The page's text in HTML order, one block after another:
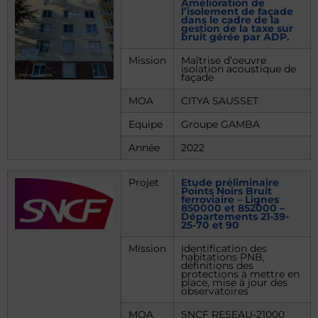
Amélioration de
l’isolement de façade
dans le cadre de la
gestion de la taxe sur
bruit gérée par ADP.
Mission
Maîtrise d’oeuvre
isolation acoustique de
façade
MOA
CITYA SAUSSET
Equipe
Groupe GAMBA
Année
2022
Projet Etude préliminaire
Points Noirs Bruit
ferroviaire – Lignes
850000 et 852000 –
Départements 21-39-
25-70 et 90
Mission
Identification des
habitations PNB,
définitions des
protections à mettre en
place, mise à jour des
observatoires
MOA
SNCF RESEAU-21000